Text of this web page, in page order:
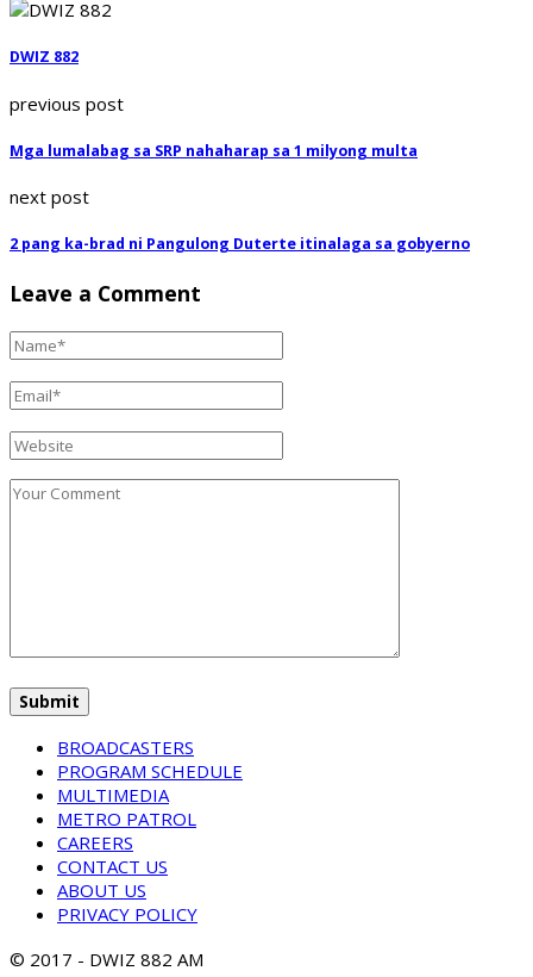
DWIZ 882
previous post
Mga lumalabag sa SRP nahaharap sa 1 milyong multa
next post
2 pang ka-brad ni Pangulong Duterte itinalaga sa gobyerno
Leave a Comment
BROADCASTERS
PROGRAM SCHEDULE
MULTIMEDIA
METRO PATROL
CAREERS
CONTACT US
ABOUT US
PRIVACY POLICY
© 2017 - DWIZ 882 AM